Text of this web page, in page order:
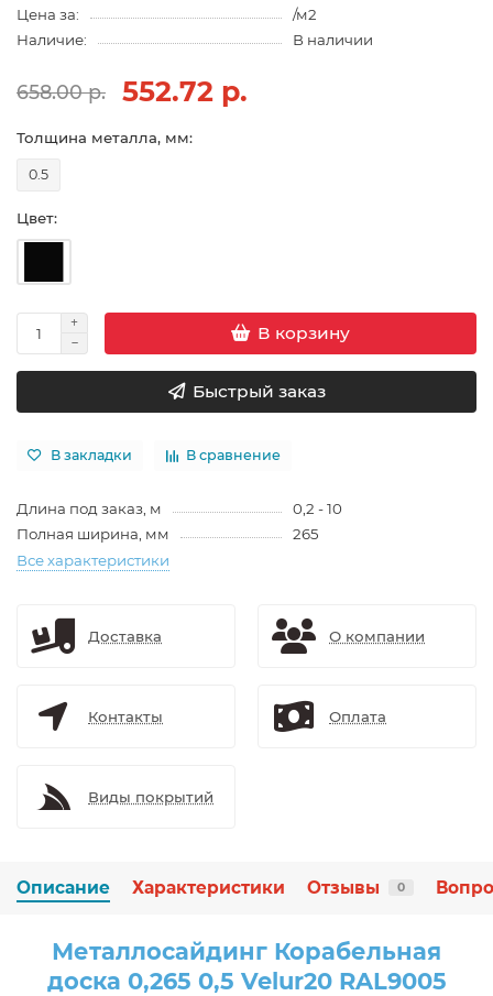
Цена за:
/м2
Наличие:
В наличии
658.00 р. 552.72 р.
Толщина металла, мм:
0.5
Цвет:
В корзину
Быстрый заказ
В закладки В сравнение
Длина под заказ, м
0,2 - 10
Полная ширина, мм
265
Все характеристики
Доставка О компании
Контакты Оплата
Виды покрытий
Описание Характеристики Отзывы 0
Металлосайдинг Корабельная
доска 0,265 0,5 Velur20 RAL9005